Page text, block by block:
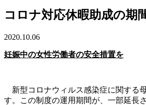
コロナ対応休暇助成の期
2020.10.06
妊娠中の女性労働者の安全措置を
新型コロナウィルス感染症に関する
す。この制度の運用期間が、一部延長